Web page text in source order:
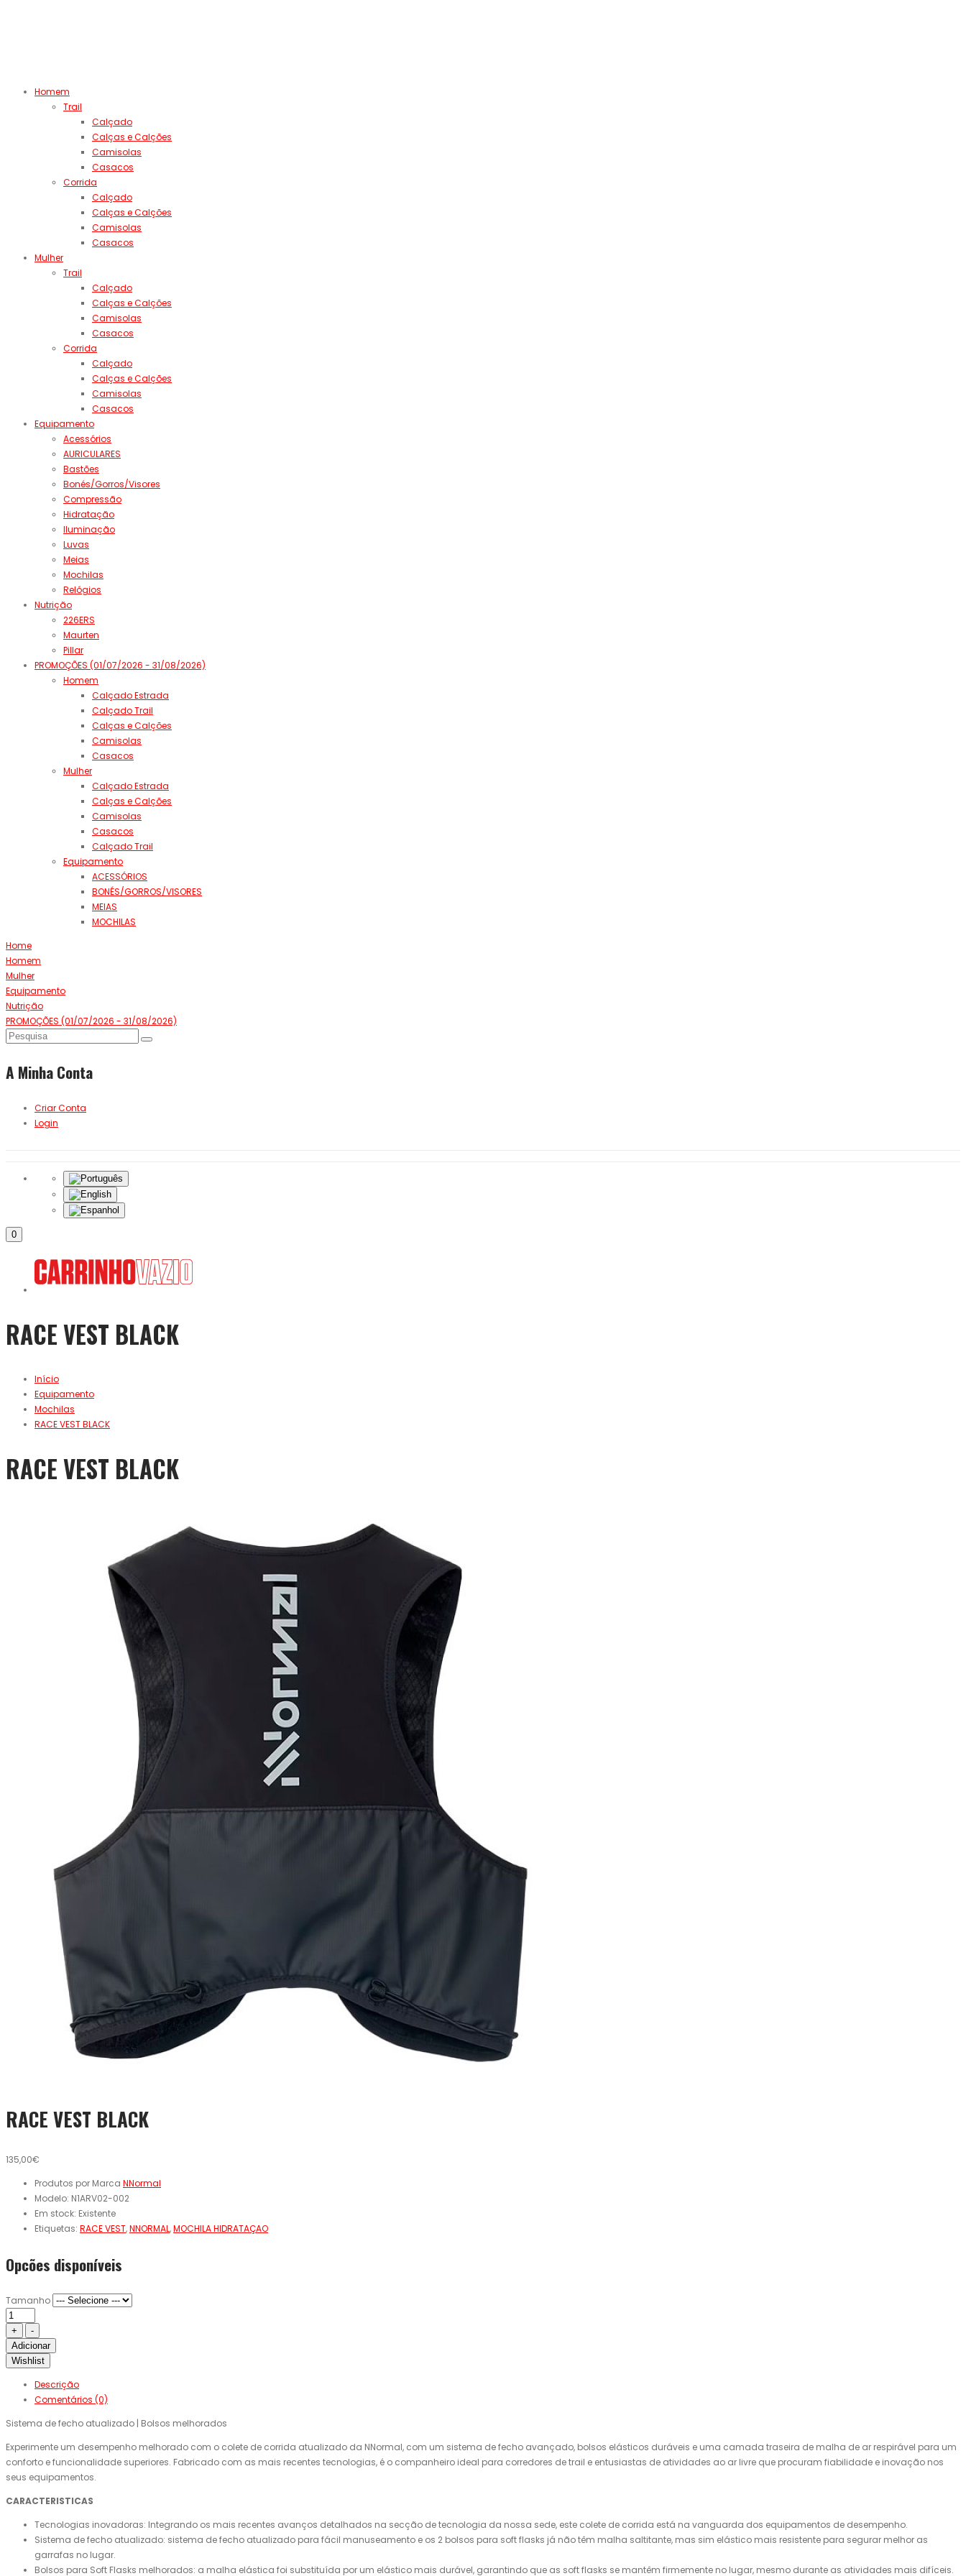
Homem
Trail
Calçado
Calças e Calções
Camisolas
Casacos
Corrida
Calçado
Calças e Calções
Camisolas
Casacos
Mulher
Trail
Calçado
Calças e Calções
Camisolas
Casacos
Corrida
Calçado
Calças e Calções
Camisolas
Casacos
Equipamento
Acessórios
AURICULARES
Bastões
Bonés/Gorros/Visores
Compressão
Hidratação
Iluminação
Luvas
Meias
Mochilas
Relógios
Nutrição
226ERS
Maurten
Pillar
PROMOÇÕES (01/07/2026 - 31/08/2026)
Homem
Calçado Estrada
Calçado Trail
Calças e Calções
Camisolas
Casacos
Mulher
Calçado Estrada
Calças e Calções
Camisolas
Casacos
Calçado Trail
Equipamento
ACESSÓRIOS
BONÉS/GORROS/VISORES
MEIAS
MOCHILAS
Home
Homem
Mulher
Equipamento
Nutrição
PROMOÇÕES (01/07/2026 - 31/08/2026)
A Minha Conta
Criar Conta
Login
0
RACE VEST BLACK
Início
Equipamento
Mochilas
RACE VEST BLACK
RACE VEST BLACK
RACE VEST BLACK
135,00€
Produtos por Marca NNormal
Modelo: N1ARV02-002
Em stock: Existente
Etiquetas: RACE VEST,NNORMAL,MOCHILA HIDRATAÇAO
Opcões disponíveis
Tamanho
Adicionar
Wishlist
Descrição
Comentários (0)
Sistema de fecho atualizado | Bolsos melhorados
Experimente um desempenho melhorado com o colete de corrida atualizado da NNormal, com um sistema de fecho avançado, bolsos elásticos duráveis ​​e uma camada traseira de malha de ar respirável para um
conforto e funcionalidade superiores. Fabricado com as mais recentes tecnologias, é o companheiro ideal para corredores de trail e entusiastas de atividades ao ar livre que procuram fiabilidade e inovação nos
seus equipamentos.
CARACTERISTICAS
Tecnologias inovadoras: Integrando os mais recentes avanços detalhados na secção de tecnologia da nossa sede, este colete de corrida está na vanguarda dos equipamentos de desempenho.
Sistema de fecho atualizado: sistema de fecho atualizado para fácil manuseamento e os 2 bolsos para soft flasks já não têm malha saltitante, mas sim elástico mais resistente para segurar melhor as
garrafas no lugar.
Bolsos para Soft Flasks melhorados: a malha elástica foi substituída por um elástico mais durável, garantindo que as soft flasks se mantêm firmemente no lugar, mesmo durante as atividades mais difíceis.